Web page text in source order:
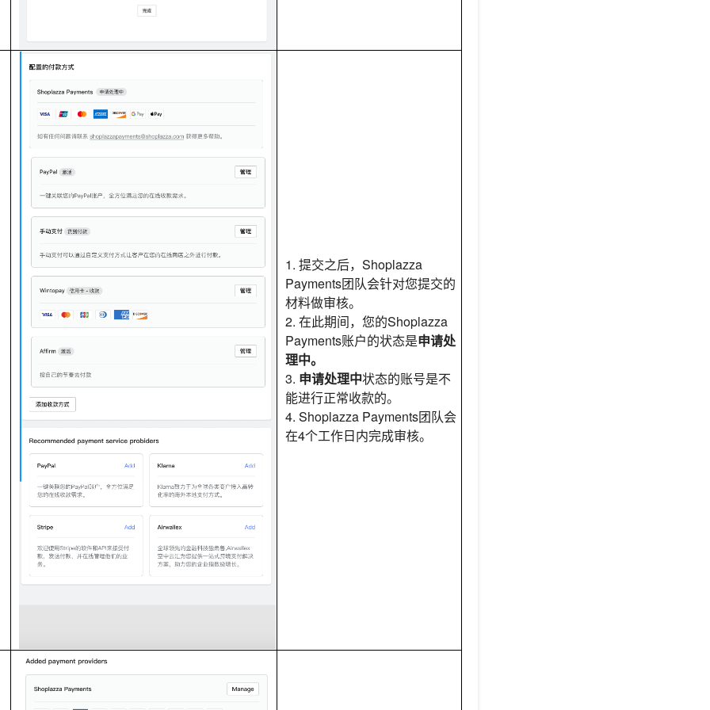
1. 提交之后，Shoplazza
Payments团队会针对您提交的
材料做审核。
2. 在此期间，您的Shoplazza
Payments账户的状态是申请处
理中。
3. 申请处理中状态的账号是不
能进行正常收款的。
4. Shoplazza Payments团队会
在4个工作日内完成审核。